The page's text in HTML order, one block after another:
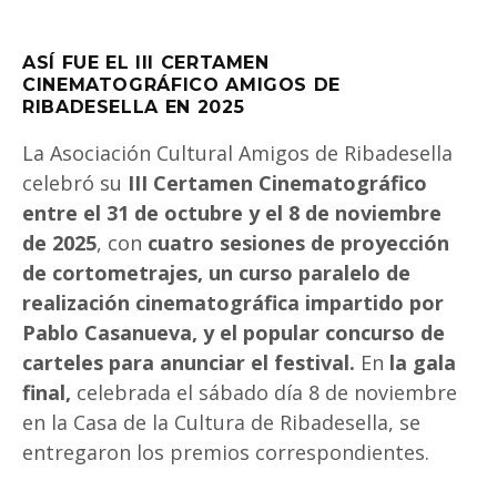
ASÍ FUE EL III CERTAMEN
CINEMATOGRÁFICO AMIGOS DE
RIBADESELLA EN 2025
La Asociación Cultural Amigos de Ribadesella
celebró su III Certamen Cinematográfico
entre el 31 de octubre y el 8 de noviembre
de 2025, con cuatro sesiones de proyección
de cortometrajes, un curso paralelo de
realización cinematográfica impartido por
Pablo Casanueva, y el popular concurso de
carteles para anunciar el festival. En la gala
final, celebrada el sábado día 8 de noviembre
en la Casa de la Cultura de Ribadesella, se
entregaron los premios correspondientes.